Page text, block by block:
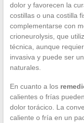
dolor y favorecen la
costillas o una costilla
complementarse con
crioneurolysis, que
técnica, aunque
invasiva y puede ser
naturales.
En cuanto a los
calientes o frías
dolor torácico. La
caliente o fría en un